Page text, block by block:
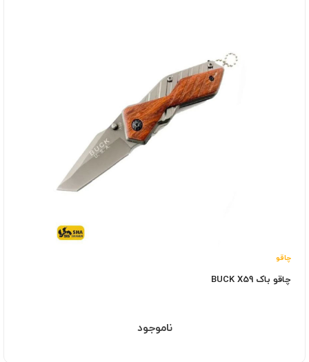
چاقو
چاقو باک BUCK X59
ناموجود